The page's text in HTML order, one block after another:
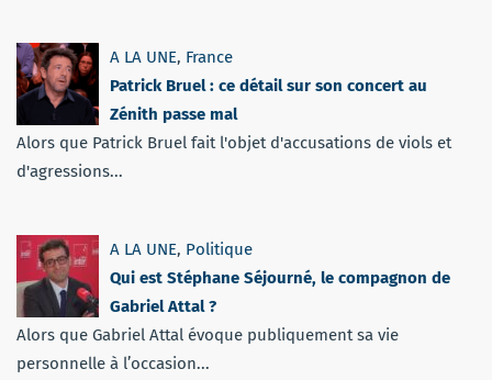
A LA UNE, France
Patrick Bruel : ce détail sur son concert au
Zénith passe mal
Alors que Patrick Bruel fait l'objet d'accusations de viols et
d'agressions...
A LA UNE, Politique
Qui est Stéphane Séjourné, le compagnon de
Gabriel Attal ?
Alors que Gabriel Attal évoque publiquement sa vie
personnelle à l’occasion...